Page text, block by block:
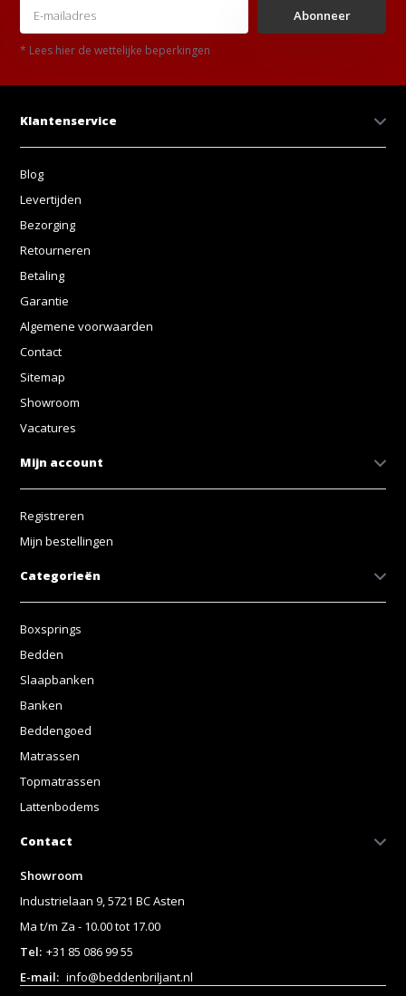
Abonneer
* Lees hier de wettelijke beperkingen
Klantenservice
Blog
Levertijden
Bezorging
Retourneren
Betaling
Garantie
Algemene voorwaarden
Contact
Sitemap
Showroom
Vacatures
Mijn account
Registreren
Mijn bestellingen
Categorieën
Boxsprings
Bedden
Slaapbanken
Banken
Beddengoed
Matrassen
Topmatrassen
Lattenbodems
Contact
Showroom
Industrielaan 9, 5721 BC Asten
Ma t/m Za - 10.00 tot 17.00
Tel: +31 85 086 99 55
E-mail: info@beddenbriljant.nl